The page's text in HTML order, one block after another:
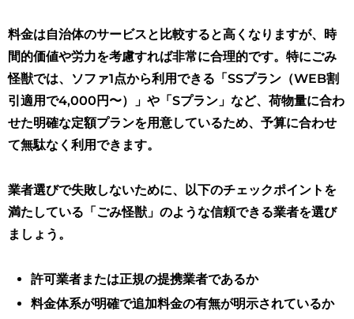
料金は自治体のサービスと比較すると高くなりますが、時
間的価値や労力を考慮すれば非常に合理的です。特にごみ
怪獣では、ソファ1点から利用できる「SSプラン（WEB割
引適用で4,000円〜）」や「Sプラン」など、荷物量に合わ
せた明確な定額プランを用意しているため、予算に合わせ
て無駄なく利用できます。
業者選びで失敗しないために、以下のチェックポイントを
満たしている「ごみ怪獣」のような信頼できる業者を選び
ましょう。
許可業者または正規の提携業者であるか
料金体系が明確で追加料金の有無が明示されているか